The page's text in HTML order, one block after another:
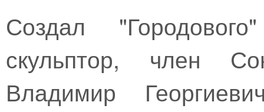
Создал
скульптор, член
Владимир